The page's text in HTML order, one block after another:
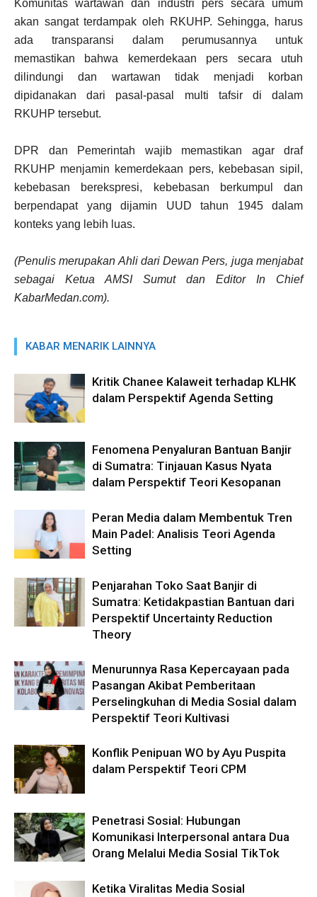
Komunitas wartawan dan industri pers secara umum
akan sangat terdampak oleh RKUHP. Sehingga, harus
ada transparansi dalam perumusannya untuk
memastikan bahwa kemerdekaan pers secara utuh
dilindungi dan wartawan tidak menjadi korban
dipidanakan dari pasal-pasal multi tafsir di dalam
RKUHP tersebut.
DPR dan Pemerintah wajib memastikan agar draf
RKUHP menjamin kemerdekaan pers, kebebasan sipil,
kebebasan berekspresi, kebebasan berkumpul dan
berpendapat yang dijamin UUD tahun 1945 dalam
konteks yang lebih luas.
(Penulis merupakan Ahli dari Dewan Pers, juga menjabat
sebagai Ketua AMSI Sumut dan Editor In Chief
KabarMedan.com).
KABAR MENARIK LAINNYA
Kritik Chanee Kalaweit terhadap KLHK
dalam Perspektif Agenda Setting
Fenomena Penyaluran Bantuan Banjir
di Sumatra: Tinjauan Kasus Nyata
dalam Perspektif Teori Kesopanan
Peran Media dalam Membentuk Tren
Main Padel: Analisis Teori Agenda
Setting
Penjarahan Toko Saat Banjir di
Sumatra: Ketidakpastian Bantuan dari
Perspektif Uncertainty Reduction
Theory
Menurunnya Rasa Kepercayaan pada
Pasangan Akibat Pemberitaan
Perselingkuhan di Media Sosial dalam
Perspektif Teori Kultivasi
Konflik Penipuan WO by Ayu Puspita
dalam Perspektif Teori CPM
Penetrasi Sosial: Hubungan
Komunikasi Interpersonal antara Dua
Orang Melalui Media Sosial TikTok
Ketika Viralitas Media Sosial